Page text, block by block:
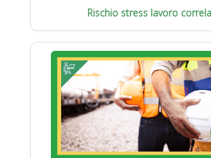
Rischio stress lavoro